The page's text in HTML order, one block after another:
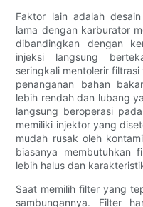
Faktor lain adalah
lama dengan karburator
dibandingkan dengan
injeksi langsung
seringkali mentolerir
penanganan bahan
lebih rendah dan lubang
langsung beroperasi
memiliki injektor yang
mudah rusak oleh
biasanya membutuhkan
lebih halus dan
Saat memilih filter yang
sambungannya. Filter